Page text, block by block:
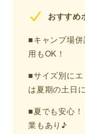
おすすめ
■キャンプ場
用もOK！
■サイズ別に
は夏期の土日
■夏でも安心
業もあり♪